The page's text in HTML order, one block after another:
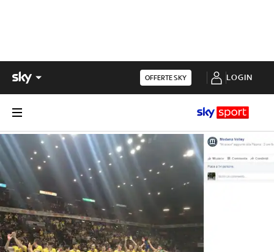
OFFERTE SKY LOGIN